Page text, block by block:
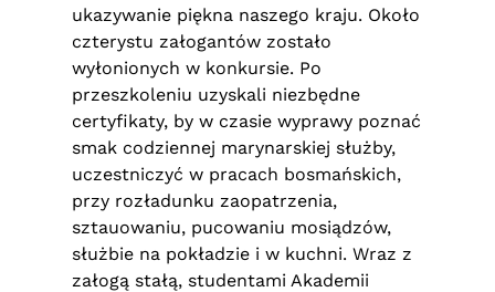
ukazywanie piękna naszego kraju. Około
czterystu załogantów zostało
wyłonionych w konkursie. Po
przeszkoleniu uzyskali niezbędne
certyfikaty, by w czasie wyprawy poznać
smak codziennej marynarskiej służby,
uczestniczyć w pracach bosmańskich,
przy rozładunku zaopatrzenia,
sztauowaniu, pucowaniu mosiądzów,
służbie na pokładzie i w kuchni. Wraz z
załogą stałą, studentami Akademii